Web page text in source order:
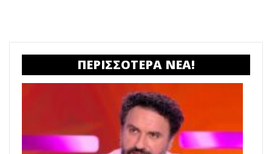
ΠΕΡΙΣΣΟΤΕΡΑ ΝΕΑ!